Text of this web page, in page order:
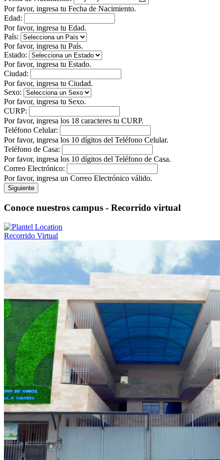
Por favor, ingresa tu Fecha de Nacimiento.
Edad:
Por favor, ingresa tu Edad.
País:
Por favor, ingresa tu País.
Estado:
Por favor, ingresa tu Estado.
Ciudad:
Por favor, ingresa tu Ciudad.
Sexo:
Por favor, ingresa tu Sexo.
CURP:
Por favor, ingresa los 18 caracteres tu CURP.
Teléfono Celular:
Por favor, ingresa los 10 dígitos del Teléfono Celular.
Teléfono de Casa:
Por favor, ingresa los 10 dígitos del Teléfono de Casa.
Correo Electrónico:
Por favor, ingresa un Correo Electrónico válido.
Siguiente
Conoce nuestros campus - Recorrido virtual
Recorrido Virtual